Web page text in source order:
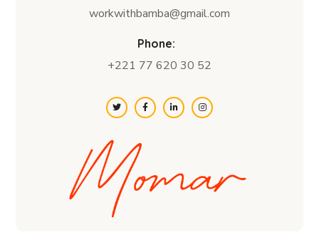
workwithbamba@gmail.com
Phone:
+221 77 620 30 52